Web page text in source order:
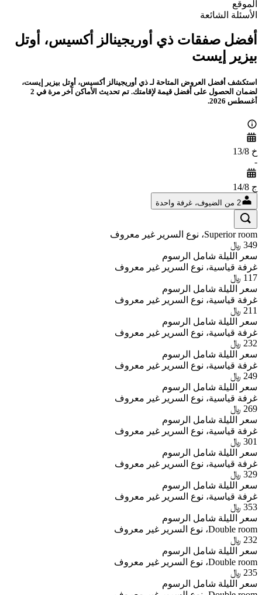
صور لـ ذي أوريجينالز أكسيس، أوتل بيزير إيست